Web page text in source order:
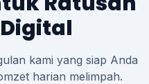
kami yang siap Anda
harian melimpah.